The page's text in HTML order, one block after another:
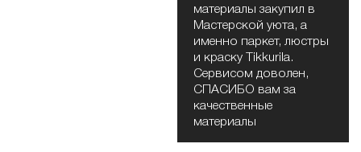
материалы закупил в
Мастерской уюта, а
именно паркет, люстры
и краску Tikkurila.
Сервисом доволен,
СПАСИБО вам за
качественные
материалы